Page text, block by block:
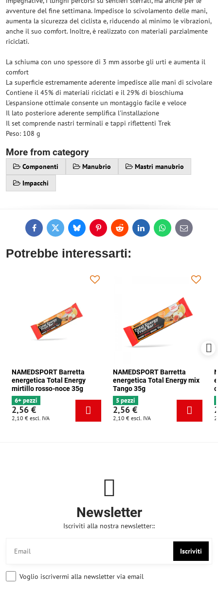
avventure del fine settimana. Impedisce lo scivolamento delle mani,
aumenta la sicurezza del ciclista e, riducendo al minimo le vibrazioni,
anche il suo comfort. Inoltre, è realizzato con materiali parzialmente
riciclati.
La schiuma con uno spessore di 3 mm assorbe gli urti e aumenta il
comfort
La superficie estremamente aderente impedisce alle mani di scivolare
Contiene il 45% di materiali riciclati e il 29% di bioschiuma
L'espansione ottimale consente un montaggio facile e veloce
Il lato posteriore aderente semplifica l'installazione
Il set comprende nastri terminali e tappi riflettenti Trek
Peso: 108 g
More from category
Componenti Manubrio
Mastri manubrio
Impacchi
FacebookTwitterBlueskyPinterestReddit LinkedInWhatsApp
E-
mail
Potrebbe interessarti:
NAMEDSPORT Barretta
energetica Total Energy
mirtillo rosso-noce 35g
6+ pezzi
2,56 €
2,10 € escl. IVA
NAMEDSPORT Barretta
energetica Total Energy mix
Tango 35g
5 pezzi
2,56 €
2,10 € escl. IVA
Newsletter
Iscriviti alla nostra newsletter::
Iscriviti
Voglio iscrivermi alla newsletter via email